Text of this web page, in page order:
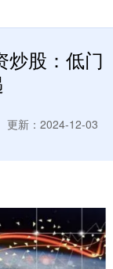
炒股：低门
更新：2024-12-03